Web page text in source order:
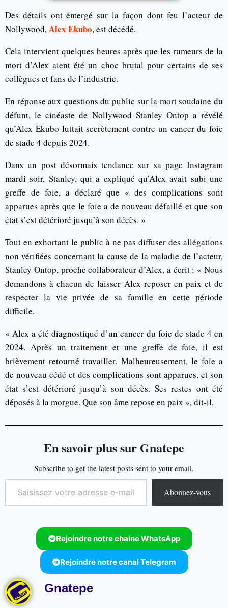
Des détails ont émergé sur la façon dont feu l’acteur de
Nollywood,Alex Ekubo, est décédé.
Cela intervient quelques heures après que les rumeurs de la
mort d’Alex aient été un choc brutal pour certains de ses
collègues et fans de l’industrie.
En réponse aux questions du public sur la mort soudaine du
défunt, le cinéaste de Nollywood Stanley Ontop a révélé
qu’Alex Ekubo luttait secrètement contre un cancer du foie
de stade 4 depuis 2024.
Dans un post désormais tendance sur sa page Instagram
mardi soir, Stanley, qui a expliqué qu’Alex avait subi une
greffe de foie, a déclaré que « des complications sont
apparues après que le foie a de nouveau défaillé et que son
état s’est détérioré jusqu’à son décès. »
Tout en exhortant le public à ne pas diffuser des allégations
non vérifiées concernant la cause de la maladie de l’acteur,
Stanley Ontop, proche collaborateur d’Alex, a écrit : « Nous
demandons à chacun de laisser Alex reposer en paix et de
respecter la vie privée de sa famille en cette période
difficile.
« Alex a été diagnostiqué d’un cancer du foie de stade 4 en
2024. Après un traitement et une greffe de foie, il est
brièvement retourné travailler. Malheureusement, le foie a
de nouveau cédé et des complications sont apparues, et son
état s’est détérioré jusqu’à son décès. Ses restes ont été
déposés à la morgue. Que son âme repose en paix », dit-il.
En savoir plus sur Gnatepe
Subscribe to get the latest posts sent to your email.
Abonnez-vous
Rejoindre notre chaine WhatsApp
Rejoindre notre canal Telegram
Gnatepe